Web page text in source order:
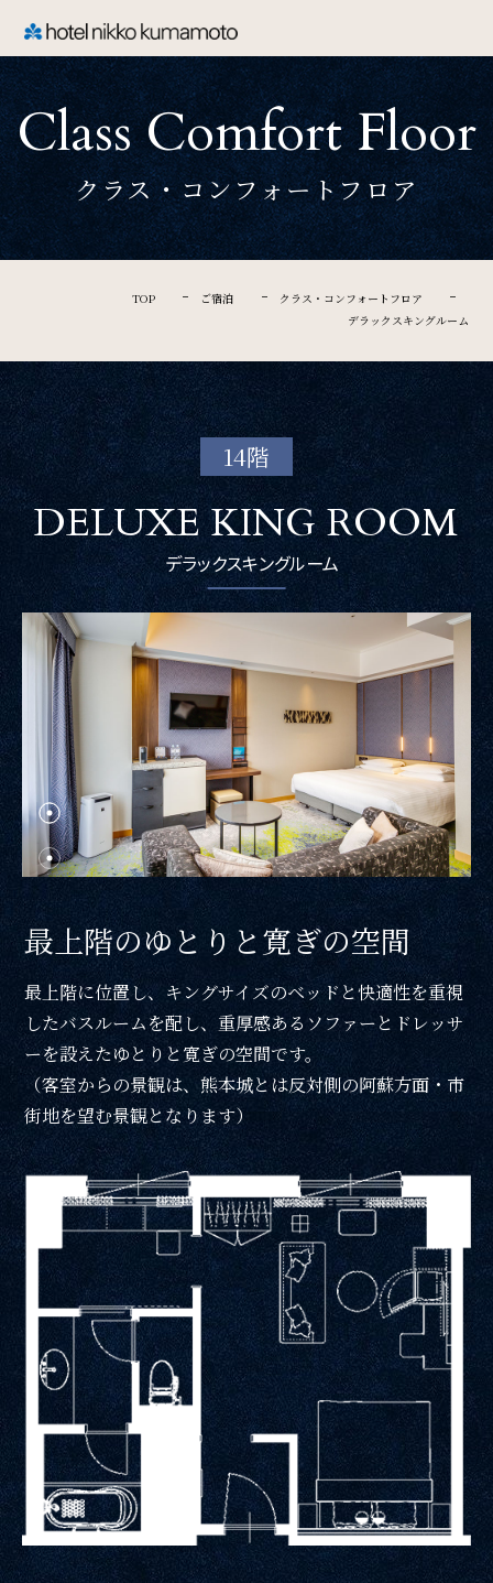
CLOSE
TOP
Welcome
ホテル日航熊本のご案内
Rooms
ご宿泊
Restaurant & Lounge
レストラン&ラウンジ
Banquet
会議・ご宴会
Wedding
ウエディング
Access
アクセス
Sightseeing
周辺観光
Gallery
フォトギャラリー
One Harmony
会員プログラム「One Harmony」
News
お知らせ
FAQ
よくある質問
SDGs
Class Comfort Floor
クラス・コンフォートフロア
TOP ご宿泊
クラス・コンフォートフロア
デラックスキングルーム
14階
DELUXE KING ROOM
デラックスキングルーム
最上階のゆとりと寛ぎの空間
最上階に位置し、キングサイズのベッドと快適性を重視
したバスルームを配し、重厚感あるソファーとドレッサ
ーを設えたゆとりと寛ぎの空間です。
（客室からの景観は、熊本城とは反対側の阿蘇方面・市
街地を望む景観となります）